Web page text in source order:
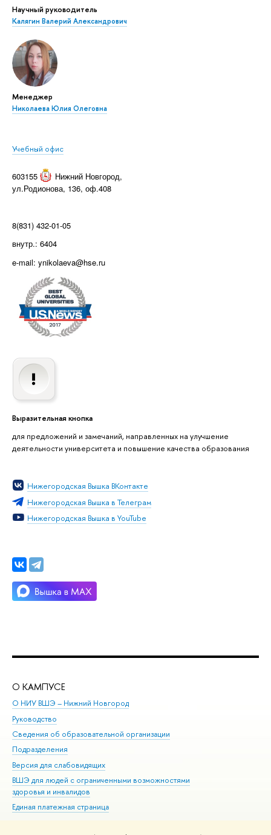
Научный руководитель
Калягин Валерий Александрович
Менеджер
Николаева Юлия Олеговна
Учебный офис
603155 Нижний Новгород,
ул.Родионова, 136, оф.408
8(831) 432-01-05
внутр.: 6404
e-mail: ynikolaeva@hse.ru
Выразительная кнопка
для предложений и замечаний, направленных на улучшение
деятельности университета и повышение качества образования
Нижегородская Вышка ВКонтакте
Нижегородская Вышка в Телеграм
Нижегородская Вышка в YouTube
О КАМПУСЕ
О НИУ ВШЭ – Нижний Новгород
Руководство
Сведения об образовательной организации
Подразделения
Версия для слабовидящих
ВШЭ для людей с ограниченными возможностями
здоровья и инвалидов
Единая платежная страница